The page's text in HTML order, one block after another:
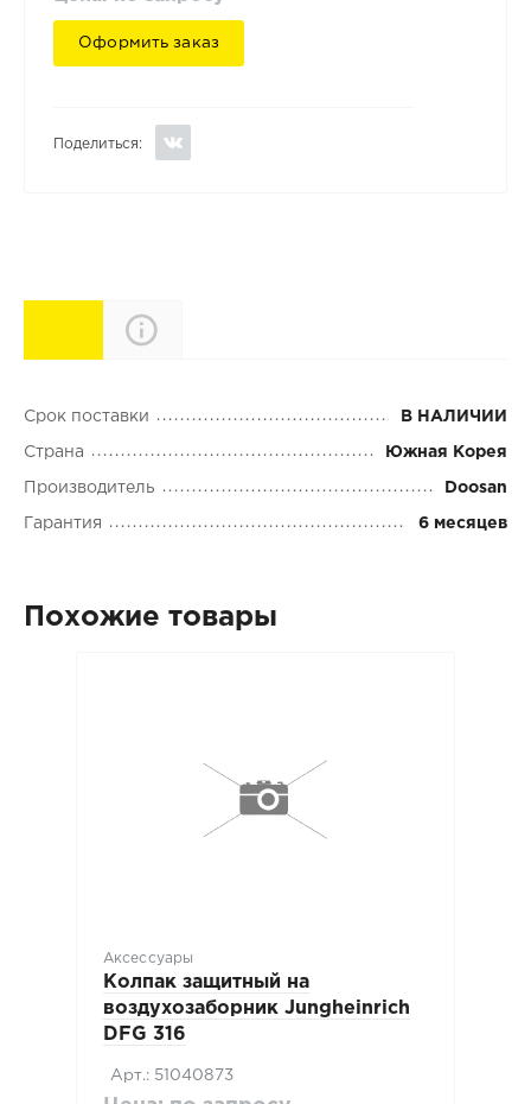
Оформить заказ
Поделиться:
Характеристики
Срок поставки В НАЛИЧИИ
Страна Южная Корея
Производитель Doosan
Гарантия 6 месяцев
Похожие товары
Аксессуары
Колпак защитный на
воздухозаборник Jungheinrich
DFG 316
Арт.: 51040873